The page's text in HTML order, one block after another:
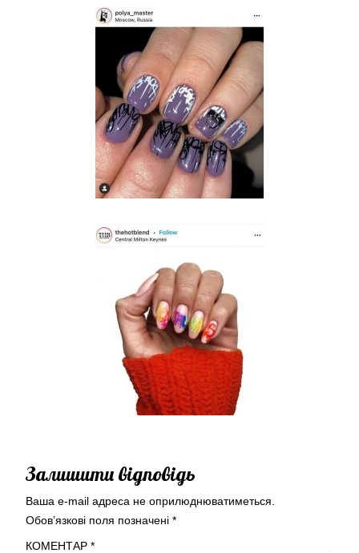
Залишити відповідь
Ваша e-mail адреса не оприлюднюватиметься.
Обов’язкові поля позначені *
КОМЕНТАР *